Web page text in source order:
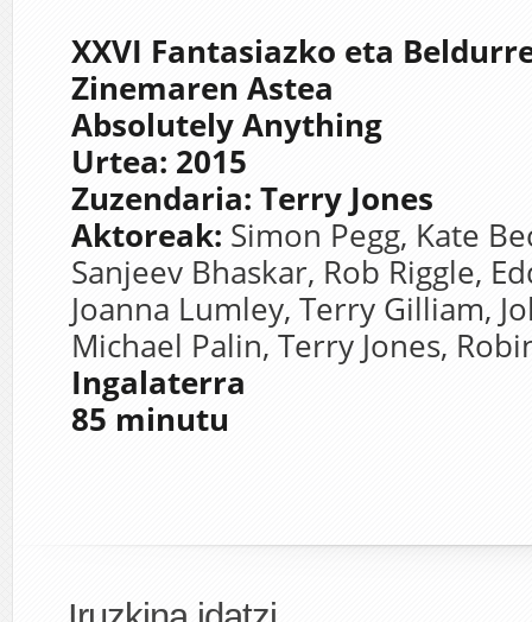
XXVI Fantasiazko eta
Zinemaren Astea
Absolutely Anything
Urtea: 2015
Zuzendaria: Terry Jones
Aktoreak: Simon Pegg, Kate
Sanjeev Bhaskar, Rob Riggle,
Joanna Lumley, Terry Gilliam,
Michael Palin, Terry Jones,
Ingalaterra
85 minutu